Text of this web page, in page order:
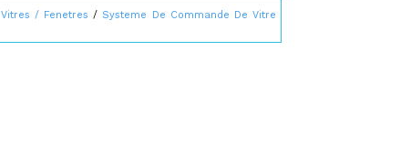
Vitres / Fenetres / Systeme De Commande De Vitre